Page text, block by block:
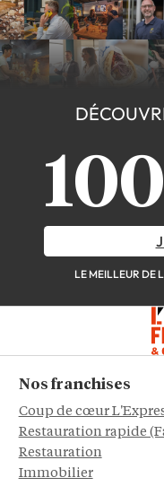
LE MEILLEUR DE
Nos franchises
Coup de cœur
Restauration rapide
Restauration
Immobilier